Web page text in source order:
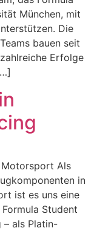
München, mit
Die
bauen seit
Erfolge
Motorsport Als
in
ist es uns eine
Student
– als Platin-